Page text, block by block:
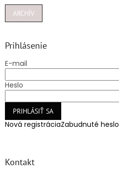
ARCHÍV
Prihlásenie
E-mail
Heslo
PRIHLÁSIŤ SA
Nová registráciaZabudnuté heslo
Kontakt